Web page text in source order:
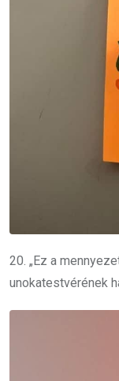
20. „Ez a
unokatestvérének